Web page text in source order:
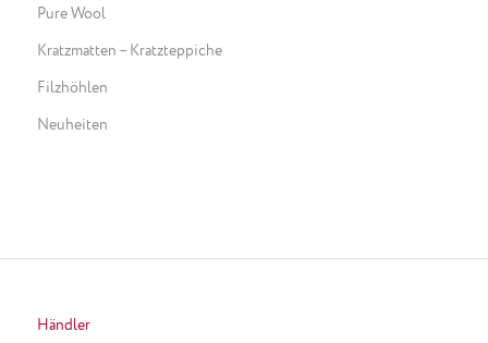
Pure Wool
Kratzmatten – Kratzteppiche
Filzhöhlen
Neuheiten
Händler